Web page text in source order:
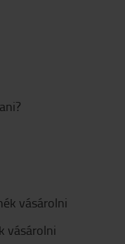
vásárolni
vásárolni